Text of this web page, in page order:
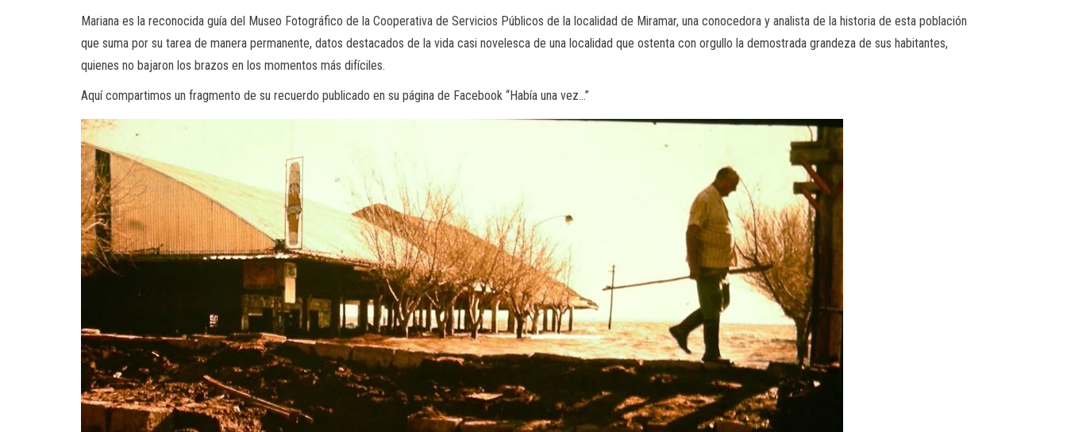
Mariana es la reconocida guía del Museo Fotográfico de la Cooperativa de Servicios Públicos de la localidad de Miramar, una conocedora y analista de la historia de esta población
que suma por su tarea de manera permanente, datos destacados de la vida casi novelesca de una localidad que ostenta con orgullo la demostrada grandeza de sus habitantes,
quienes no bajaron los brazos en los momentos más difíciles.
Aquí compartimos un fragmento de su recuerdo publicado en su página de Facebook “Había una vez…”